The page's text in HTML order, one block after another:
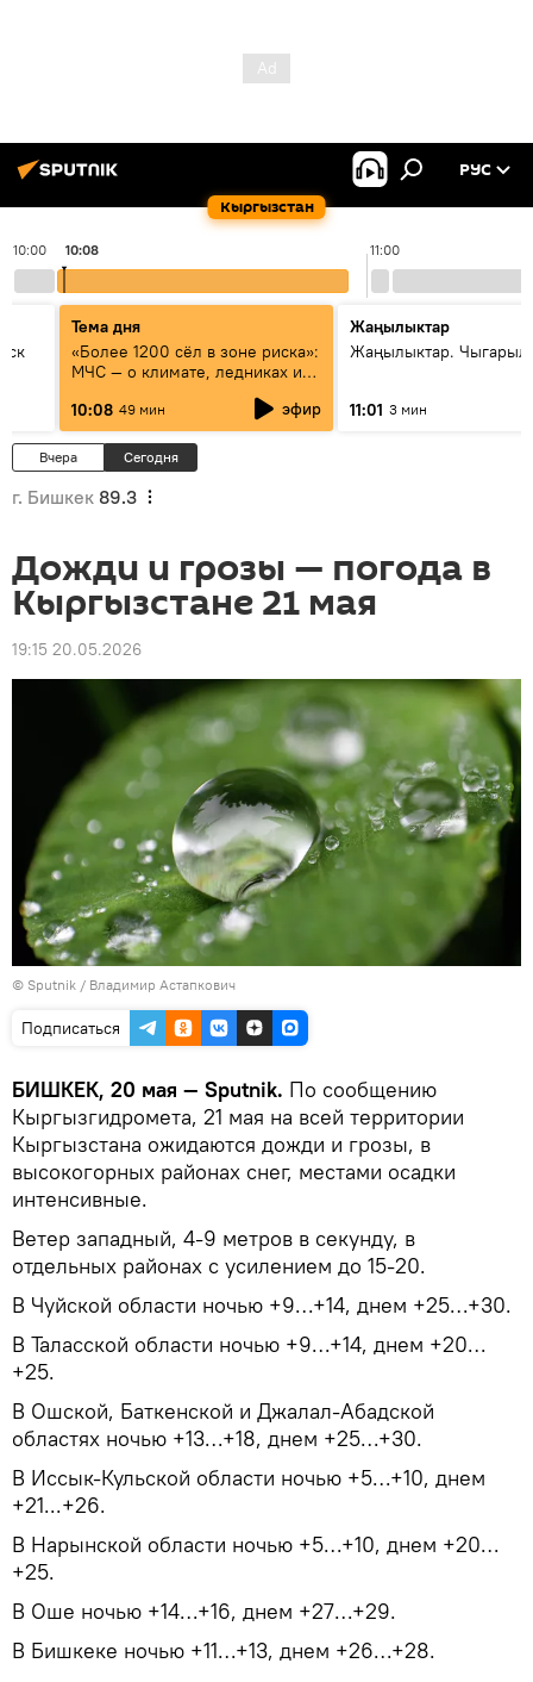
Кыргызстан
РУС
10:00 11:00
10:08
Тема дня
«Более 1200 сёл в зоне риска»:
МЧС — о климате, ледниках и
населения
10:08 49 мин эфир
Жаңылыктар
Жаңылыктар.
11:01 3 мин
Вчера Сегодня
г. Бишкек 89.3
Дожди и грозы — погода в
Кыргызстане 21 мая
19:15 20.05.2026
© Sputnik / Владимир Астапкович
Подписаться
БИШКЕК, 20 мая — Sputnik. По сообщению
Кыргызгидромета, 21 мая на всей территории
Кыргызстана ожидаются дожди и грозы, в
высокогорных районах снег, местами осадки
интенсивные.
Ветер западный, 4-9 метров в секунду, в
отдельных районах с усилением до 15-20.
В Чуйской области ночью +9…+14, днем +25…+30.
В Таласской области ночью +9…+14, днем +20…
+25.
В Ошской, Баткенской и Джалал-Абадской
областях ночью +13…+18, днем +25…+30.
В Иссык-Кульской области ночью +5…+10, днем
+21...+26.
В Нарынской области ночью +5…+10, днем +20…
+25.
В Оше ночью +14…+16, днем +27…+29.
В Бишкеке ночью +11…+13, днем +26…+28.